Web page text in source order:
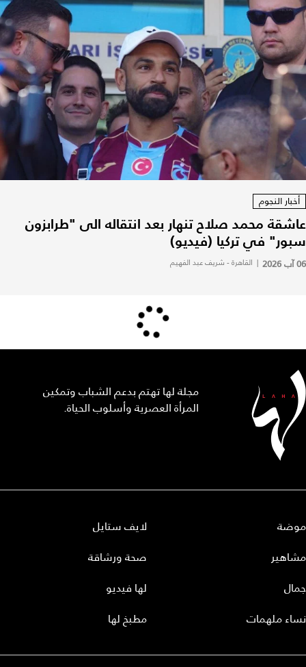
أخبار النجوم
عاشقة محمد صلاح تنهار بعد انتقاله الى "طرابزون
سبور" في تركيا (فيديو)
06 آب 2026 | القاهرة - شريف عبد الفهيم
مجلة لها تهتم بدعم الشباب وتمكين
المرأة العصرية وأسلوب الحياة.
موضة
مشاهير
جمال
نساء ملهمات
لايف ستايل
صحة ورشاقة
لها فيديو
مطبخ لها